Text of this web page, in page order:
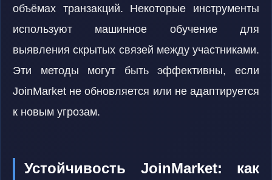
объёмах транзакций. Некоторые инструменты
используют машинное обучение для
выявления скрытых связей между участниками.
Эти методы могут быть эффективны, если
JoinMarket не обновляется или не адаптируется
к новым угрозам.
Устойчивость JoinMarket: как